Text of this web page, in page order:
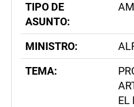
TIPO DE
ASUNTO:
MINISTRO:
TEMA:
EL